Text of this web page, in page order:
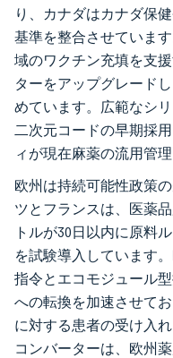
り、カナダはカナダ保
基準を整合させていま
域のワクチン充填を支
ターをアップグレード
めています。広範なシ
二次元コードの早期採
ィが現在麻薬の流用管
欧州は持続可能性政策
ツとフランスは、医薬
トルが30日以内に原料
を試験導入しています
指令とエコモジュール
への転換を加速させて
に対する患者の受け入
コンバーターは、欧州